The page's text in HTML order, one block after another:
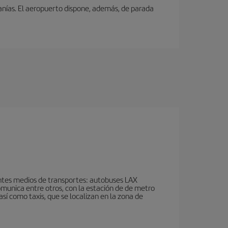
El aeropuerto dispone, además, de parada
medios de transportes: autobuses LAX
entre otros, con la estación de de metro
como taxis, que se localizan en la zona de